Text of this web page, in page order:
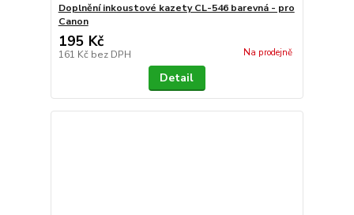
Doplnění inkoustové kazety CL-546 barevná - pro
Canon
195 Kč
161 Kč bez DPH Na prodejně
Detail